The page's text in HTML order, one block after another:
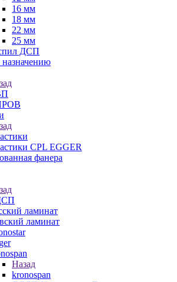
16 мм
18 мм
22 мм
25 мм
ДСП
CPL EGGER
фанера
ламинат
ламинат
Назад
kronospan